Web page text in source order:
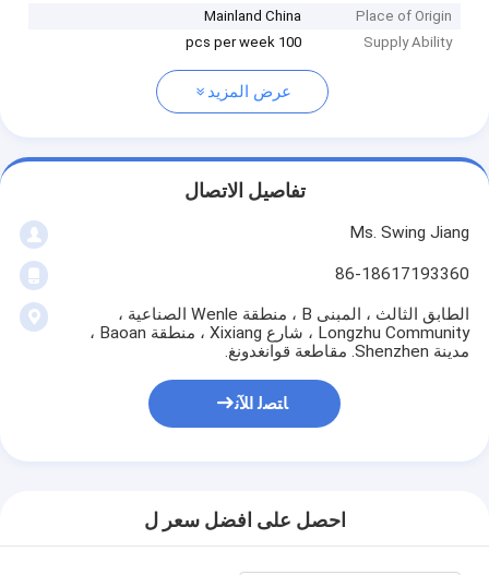
Place of Origin
Mainland China
Supply Ability
100 pcs per week
عرض المزيد
تفاصيل الاتصال
Ms. Swing Jiang
86-18617193360
الطابق الثالث ، المبنى B ، منطقة Wenle الصناعية ،
Longzhu Community ، شارع Xixiang ، منطقة Baoan ،
مدينة Shenzhen. مقاطعة قوانغدونغ.
ﺎﺘﺼﻟ ﺍﻶﻧ
احصل على افضل سعر ل